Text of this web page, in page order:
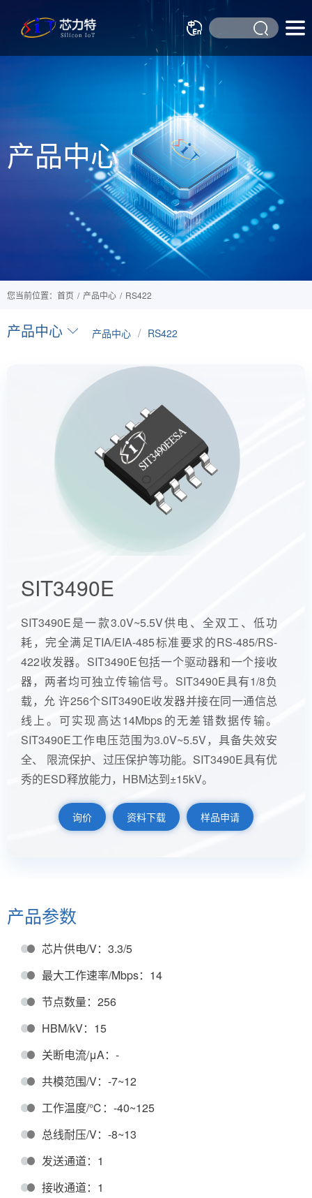
产品中心
产品中心 产品中心 / RS422
您当前位置：首页 / 产品中心 / RS422
SIT3490E
SIT3490E是一款3.0V~5.5V供电、全双工、低功
耗，完全满足TIA/EIA-485标准要求的RS-485/RS-
422收发器。SIT3490E包括一个驱动器和一个接收
器，两者均可独立传输信号。SIT3490E具有1/8负
载，允 许256个SIT3490E收发器并接在同一通信总
线上。可实现高达14Mbps的无差错数据传输。
SIT3490E工作电压范围为3.0V~5.5V，具备失效安
全、 限流保护、过压保护等功能。SIT3490E具有优
秀的ESD释放能力，HBM达到±15kV。
询价 资料下载 样品申请
产品参数
芯片供电/V：3.3/5
最大工作速率/Mbps：14
节点数量：256
HBM/kV：15
关断电流/μA：-
共模范围/V：-7~12
工作温度/℃：-40~125
总线耐压/V：-8~13
发送通道：1
接收通道：1